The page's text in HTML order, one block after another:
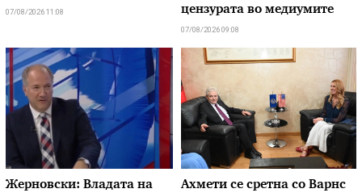
07/08/2026 11:08
цензурата во медиумите
07/08/2026 09:08
Жерновски: Владата на
Ахмети се сретна со Варнс